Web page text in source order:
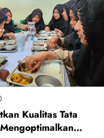
Kualitas Tata